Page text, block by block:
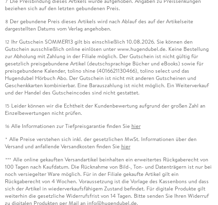
beziehen sich auf den letzten gebundenen Preis.
8 Der gebundene Preis dieses Artikels wird nach Ablauf des auf der Artikelseite
dargestellten Datums vom Verlag angehoben.
12 Ihr Gutschein SOMMER13 gilt bis einschließlich 10.08.2026. Sie können den
Gutschein ausschließlich online einlösen unter www.hugendubel.de. Keine Bestellung
zur Abholung mit Zahlung in der Filiale möglich. Der Gutschein ist nicht gültig für
gesetzlich preisgebundene Artikel (deutschsprachige Bücher und eBooks) sowie für
preisgebundene Kalender, tolino shine (4016621130466), tolino select und das
Hugendubel Hörbuch Abo. Der Gutschein ist nicht mit anderen Gutscheinen und
Geschenkkarten kombinierbar. Eine Barauszahlung ist nicht möglich. Ein Weiterverkauf
und der Handel des Gutscheincodes sind nicht gestattet.
15 Leider können wir die Echtheit der Kundenbewertung aufgrund der großen Zahl an
Einzelbewertungen nicht prüfen.
16 Alle Informationen zur Tiefpreisgarantie finden Sie hier
* Alle Preise verstehen sich inkl. der gesetzlichen MwSt. Informationen über den
Versand und anfallende Versandkosten finden Sie hier
*** Alle online gekauften Versandartikel beinhalten ein erweitertes Rückgaberecht von
100 Tagen nach Kaufdatum. Die Rücknahme von Bild-, Ton- und Datenträgern ist nur bei
noch versiegelter Ware möglich. Für in der Filiale gekaufte Artikel gilt ein
Rückgaberecht von 4 Wochen. Voraussetzung ist die Vorlage des Kassenbons und dass
sich der Artikel in wiederverkaufsfähigem Zustand befindet. Für digitale Produkte gilt
weiterhin die gesetzliche Widerrufsfrist von 14 Tagen. Bitte senden Sie Ihren Widerruf
zu digitalen Produkten per Mail an info@hugendubel.de.